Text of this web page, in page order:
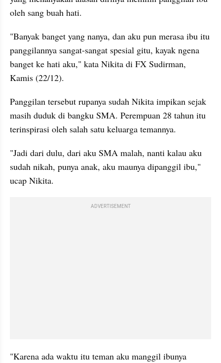
oleh sang buah hati.
"Banyak banget yang nanya, dan aku pun merasa ibu itu
panggilannya sangat-sangat spesial gitu, kayak ngena
banget ke hati aku," kata Nikita di FX Sudirman,
Kamis (22/12).
Panggilan tersebut rupanya sudah Nikita impikan sejak
masih duduk di bangku SMA. Perempuan 28 tahun itu
terinspirasi oleh salah satu keluarga temannya.
"Jadi dari dulu, dari aku SMA malah, nanti kalau aku
sudah nikah, punya anak, aku maunya dipanggil ibu,"
ucap Nikita.
ADVERTISEMENT
"Karena ada waktu itu teman aku manggil ibunya